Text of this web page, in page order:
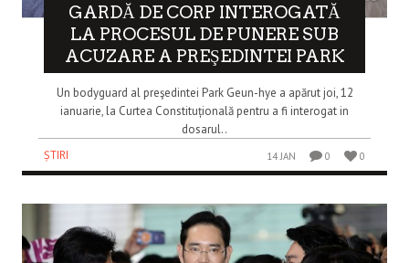
GARDĂ DE CORP INTEROGATĂ
LA PROCESUL DE PUNERE SUB
ACUZARE A PREŞEDINTEI PARK
Un bodyguard al preşedintei Park Geun-hye a apărut joi, 12
ianuarie, la Curtea Constituțională pentru a fi interogat in
dosarul..
ȘTIRI
14 JAN 0 0